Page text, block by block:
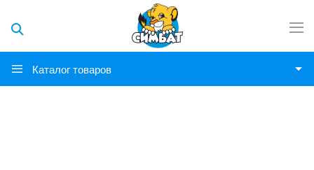
Каталог товаров